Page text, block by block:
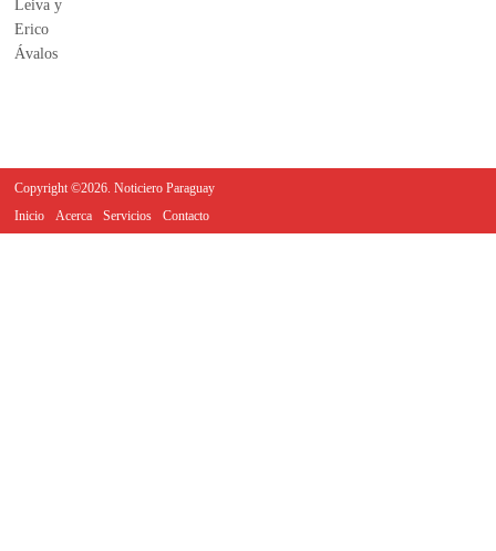
Copyright ©2026. Noticiero Paraguay
Inicio
Acerca Servicios Contacto